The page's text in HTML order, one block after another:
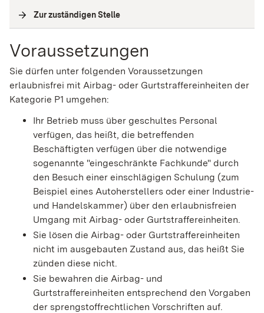
Zur zuständigen Stelle
Voraussetzungen
Sie dürfen unter folgenden Voraussetzungen
erlaubnisfrei mit Airbag- oder Gurtstraffereinheiten der
Kategorie P1 umgehen:
Ihr Betrieb muss über geschultes Personal
verfügen, das heißt, die betreffenden
Beschäftigten verfügen über die notwendige
sogenannte "eingeschränkte Fachkunde" durch
den Besuch einer einschlägigen Schulung (zum
Beispiel eines Autoherstellers oder einer Industrie-
und Handelskammer) über den erlaubnisfreien
Umgang mit Airbag- oder Gurtstraffereinheiten.
Sie lösen die Airbag- oder Gurtstraffereinheiten
nicht im ausgebauten Zustand aus, das heißt Sie
zünden diese nicht.
Sie bewahren die Airbag- und
Gurtstraffereinheiten entsprechend den Vorgaben
der sprengstoffrechtlichen Vorschriften auf.